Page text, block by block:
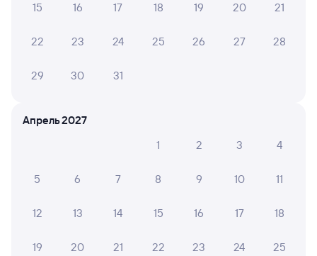
Мы используем cookies для более удобной работы
15 16 17 18 19 20 21
22 23 24 25 26 27 28
29 30 31
Апрель 2027
1
2 3 4
5 6 7 8 9 10 11
12 13 14 15 16 17 18
19 20 21 22 23 24 25